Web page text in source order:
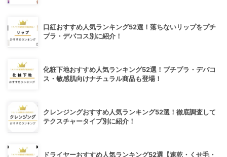
口紅おすすめ人気ランキング52選！落ちないリップをプチ
プラ・デパコス別に紹介！
化粧下地おすすめ人気ランキング52選！プチプラ・デパコ
ス・敏感肌向けナチュラル商品も登場！
クレンジングおすすめ人気ランキング52選！徹底調査して
テクスチャータイプ別に紹介！
ドライヤーおすすめ人気ランキング52選【速乾・くせ毛・